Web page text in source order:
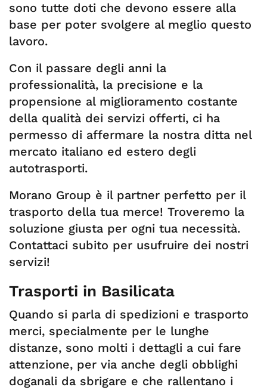
sono tutte doti che devono essere alla
base per poter svolgere al meglio questo
lavoro.
Con il passare degli anni la
professionalità, la precisione e la
propensione al miglioramento costante
della qualità dei servizi offerti, ci ha
permesso di affermare la nostra ditta nel
mercato italiano ed estero degli
autotrasporti.
Morano Group è il partner perfetto per il
trasporto della tua merce! Troveremo la
soluzione giusta per ogni tua necessità.
Contattaci subito per usufruire dei nostri
servizi!
Trasporti in Basilicata
Quando si parla di spedizioni e trasporto
merci, specialmente per le lunghe
distanze, sono molti i dettagli a cui fare
attenzione, per via anche degli obblighi
doganali da sbrigare e che rallentano i